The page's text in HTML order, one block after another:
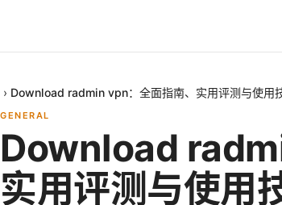
› Download radmin vpn：全面指南、实用评测与使用
GENERAL
Download
实用评测与使用